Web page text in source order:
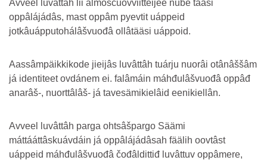
Avveel luvâttâh lii almosčuovviitteijee nube tääsi
oppâlájádâs, mast oppâm pyevtit uáppeid
jotkâuápputohálâšvuođâ ollâtääsi uáppoid.
Aassâmpäikkikode jieijâs luvâttâh tuárju nuorâi otânâššâm
já identiteet ovdánem ei. falâmáin máhđulâšvuođâ oppâđ
anarâš-, nuorttâlâš- já tavesämikielâid eenikiellân.
Avveel luvâttâh parga ohtsâšpargo Säämi
máttááttâskuávdáin já oppâlájádâsah fäälih oovtâst
uáppeid máhđulâšvuođâ čođâldittiđ luvâttuv oppâmere,